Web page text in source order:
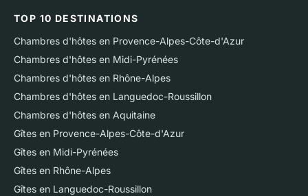
TOP 10 DESTINATIONS
Chambres d'hôtes en Provence-Alpes-Côte-d'Azur
Chambres d'hôtes en Midi-Pyrénées
Chambres d'hôtes en Rhône-Alpes
Chambres d'hôtes en Languedoc-Roussillon
Chambres d'hôtes en Aquitaine
Gîtes en Provence-Alpes-Côte-d'Azur
Gîtes en Midi-Pyrénées
Gîtes en Rhône-Alpes
Gîtes en Languedoc-Roussillon